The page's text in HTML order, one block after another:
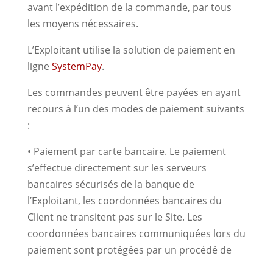
avant l’expédition de la commande, par tous
les moyens nécessaires.
L’Exploitant utilise la solution de paiement en
ligne SystemPay.
Les commandes peuvent être payées en ayant
recours à l’un des modes de paiement suivants
:
• Paiement par carte bancaire. Le paiement
s’effectue directement sur les serveurs
bancaires sécurisés de la banque de
l’Exploitant, les coordonnées bancaires du
Client ne transitent pas sur le Site. Les
coordonnées bancaires communiquées lors du
paiement sont protégées par un procédé de